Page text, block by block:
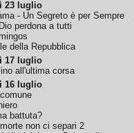
23 luglio
- Un Segreto è per Sempre
perdona a tutti
della Repubblica
17 luglio
all'ultima corsa
16 luglio
comune
battuta?
non ci separi 2